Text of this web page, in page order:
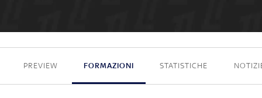
0 - 5
PREVIEW FORMAZIONI STATISTICHE